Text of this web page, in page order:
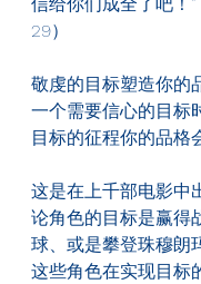
信给你们成全了吧！”
29）
敬虔的目标塑造你的
一个需要信心的目标
目标的征程你的品格
这是在上千部电影
论角色的目标是赢得
球、或是攀登珠穆朗
这些角色在实现目标